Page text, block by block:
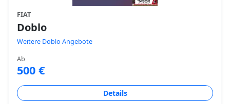
FIAT
Doblo
Weitere Doblo Angebote
Ab
500 €
Details